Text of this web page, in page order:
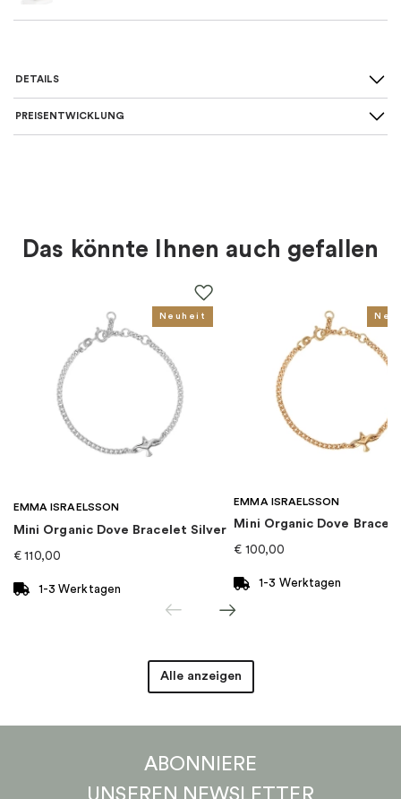
DETAILS
SKU
18K
Für wen Damen
EAN: 7332822233711
My Little Pearl
Kategorie:
Marke
PREISENTWICKLUNG
Das könnte Ihnen auch gefallen
Neuheit
EMMA ISRAELSSON
Mini Organic Dove Bracelet Silver
€ 110,00
1-3 Werktagen
EMMA ISRAELSSON
Mini Organic Dove
€ 100,00
1-3 Werktagen
Alle anzeigen
ABONNIERE
UNSEREN NEWSLETTER